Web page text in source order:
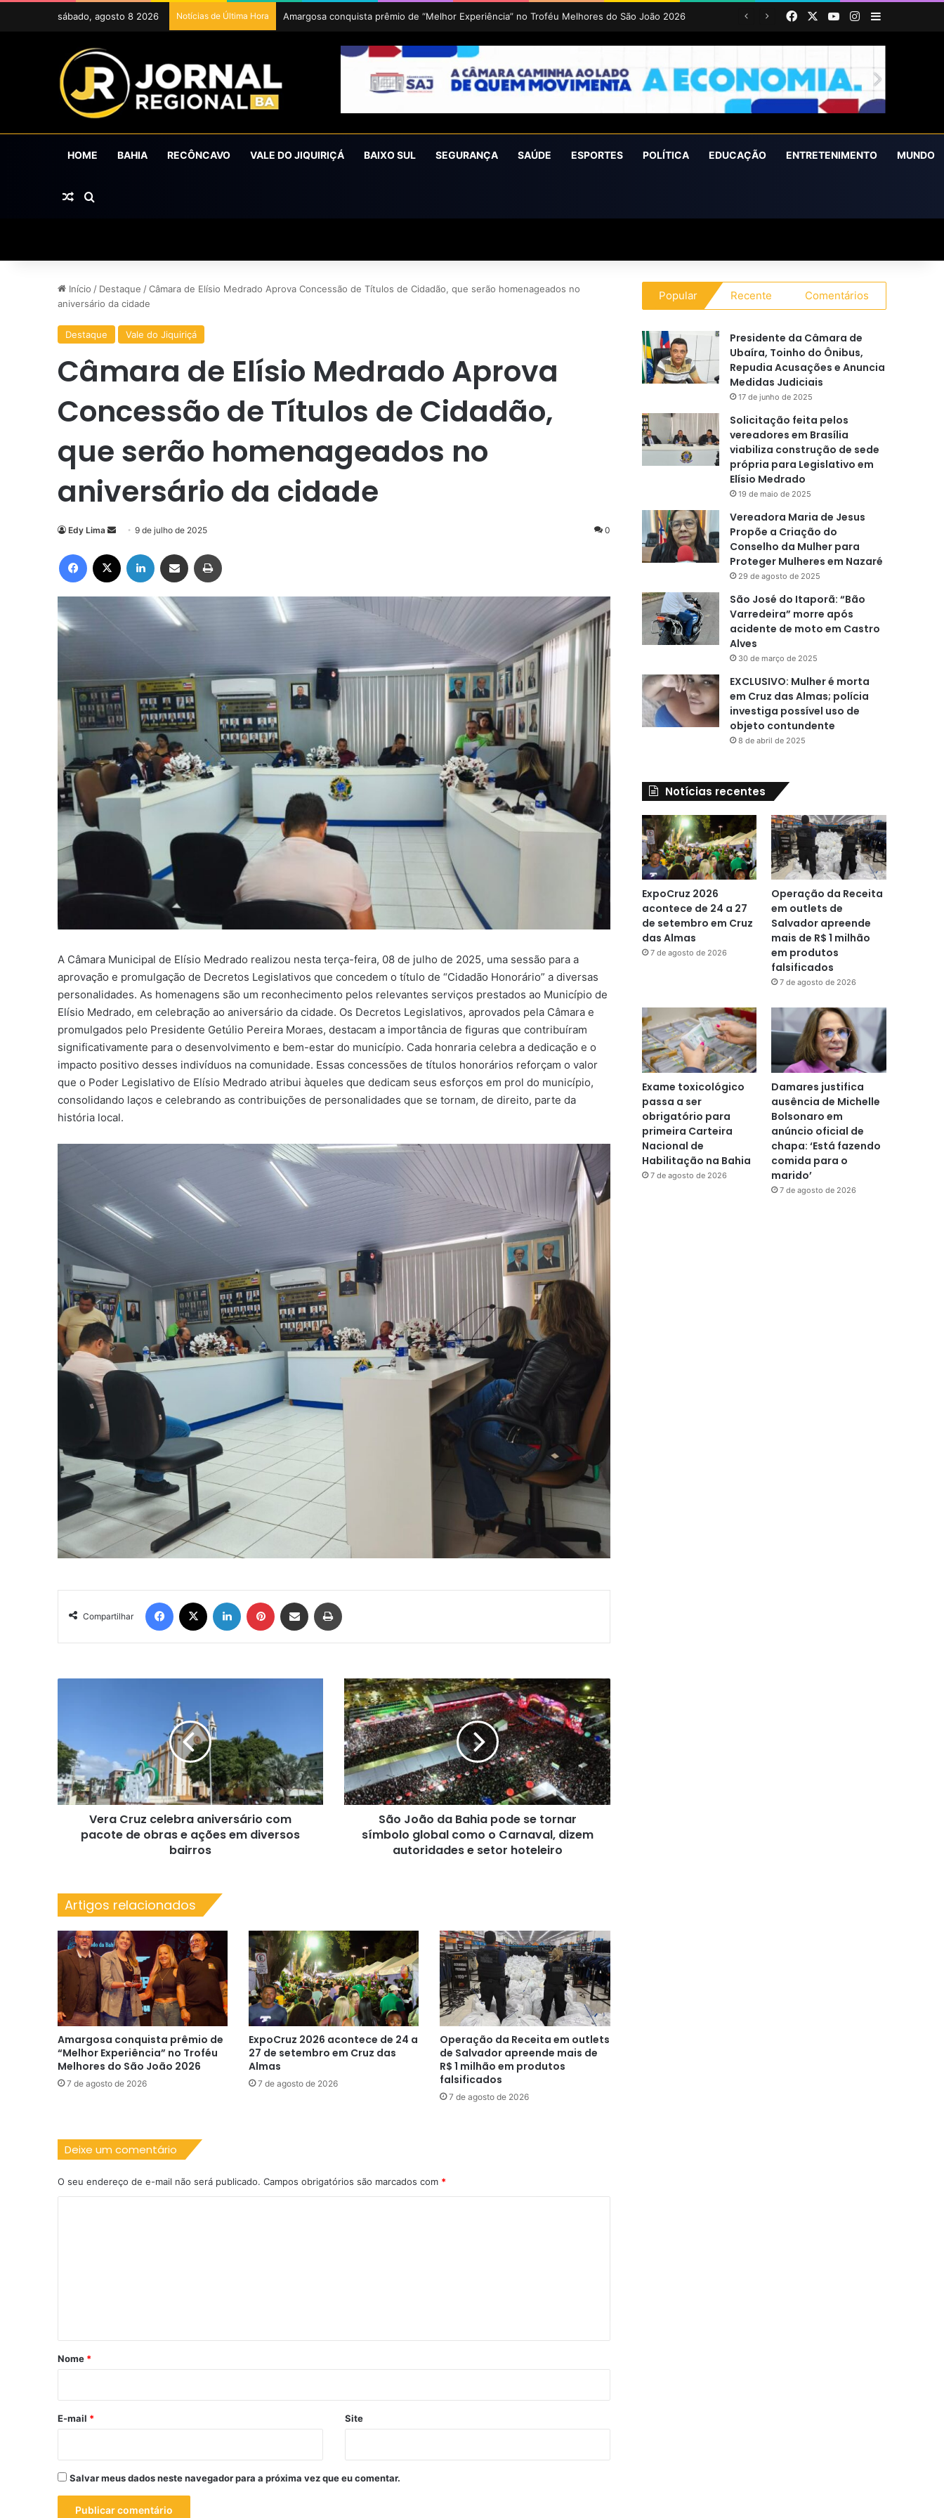
sábado, agosto 8 2026 Notícias de Última Hora ExpoCruz 2026 acontece de 24 a 27 de setembro em Cruz das Almas FacebookYouTubeInstagram
Barra
HOME BAHIA RECÔNCAVO VALE DO JIQUIRIÇÁ BAIXO SUL SEGURANÇA SAÚDE ESPORTES POLÍTICA EDUCAÇÃO ENTRETENIMENTO MUNDO
Artigo aleatório
Procurar por
Início / Destaque / Câmara de Elísio Medrado Aprova Concessão de Títulos de Cidadão, que serão homenageados no
aniversário da cidade
Destaque Vale do Jiquiriçá
Câmara de Elísio Medrado Aprova
Concessão de Títulos de Cidadão,
que serão homenageados no
aniversário da cidade
Edy Lima
Mande
e-
mail
9 de julho de 2025 0
Facebook Linkedin Compartilhar via e-mail
A Câmara Municipal de Elísio Medrado realizou nesta terça-feira, 08 de julho de 2025, uma sessão para a
aprovação e promulgação de Decretos Legislativos que concedem o título de “Cidadão Honorário” a diversas
personalidades. As homenagens são um reconhecimento pelos relevantes serviços prestados ao Município de
Elísio Medrado, em celebração ao aniversário da cidade. Os Decretos Legislativos, aprovados pela Câmara e
promulgados pelo Presidente Getúlio Pereira Moraes, destacam a importância de figuras que contribuíram
significativamente para o desenvolvimento e bem-estar do município. Cada honraria celebra a dedicação e o
impacto positivo desses indivíduos na comunidade. Essas concessões de títulos honorários reforçam o valor
que o Poder Legislativo de Elísio Medrado atribui àqueles que dedicam seus esforços em prol do município,
consolidando laços e celebrando as contribuições de personalidades que se tornam, de direito, parte da
história local.
Compartilhar
Facebook Linkedin Pinterest Compartilhar via e-mail
com
pacote
de
obras
e
Vera Cruz celebra aniversário com
pacote de obras e ações em diversos
bairros
São
João
da
Bahia
pode
se
tornar
símbolo
global
São João da Bahia pode se tornar
símbolo global como o Carnaval, dizem
autoridades e setor hoteleiro
Artigos relacionados
Amargosa conquista prêmio de
“Melhor Experiência” no Troféu
Melhores do São João 2026
7 de agosto de 2026
ExpoCruz 2026 acontece de 24 a
27 de setembro em Cruz das
Almas
7 de agosto de 2026
Operação da Receita em outlets
de Salvador apreende mais de
R$ 1 milhão em produtos
falsificados
7 de agosto de 2026
Deixe um comentário
O seu endereço de e-mail não será publicado. Campos obrigatórios são marcados com *
r
*
Nome *
E-mail * Site
Salvar meus dados neste navegador para a próxima vez que eu comentar.
Popular Recente Comentários
Presidente da Câmara de
Ubaíra, Toinho do Ônibus,
Repudia Acusações e Anuncia
Medidas Judiciais
17 de junho de 2025
Solicitação feita pelos
vereadores em Brasília
viabiliza construção de sede
própria para Legislativo em
Elísio Medrado
19 de maio de 2025
Vereadora Maria de Jesus
Propõe a Criação do
Conselho da Mulher para
Proteger Mulheres em Nazaré
29 de agosto de 2025
São José do Itaporã: “Bão
Varredeira” morre após
acidente de moto em Castro
Alves
30 de março de 2025
EXCLUSIVO: Mulher é morta
em Cruz das Almas; polícia
investiga possível uso de
objeto contundente
8 de abril de 2025
Notícias recentes
ExpoCruz 2026
acontece de 24 a 27
de setembro em Cruz
das Almas
7 de agosto de 2026
Operação da Receita
em outlets de
Salvador apreende
mais de R$ 1 milhão
em produtos
falsificados
7 de agosto de 2026
Exame toxicológico
passa a ser
obrigatório para
primeira Carteira
Nacional de
Habilitação na Bahia
7 de agosto de 2026
Damares justifica
ausência de Michelle
Bolsonaro em
anúncio oficial de
chapa: ‘Está fazendo
comida para o
marido’
7 de agosto de 2026